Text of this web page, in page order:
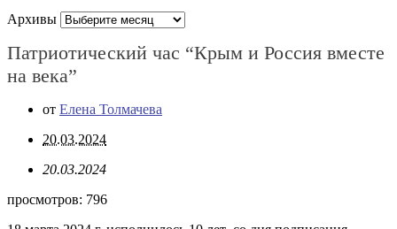
Архивы
Патриотический час “Крым и Россия вместе
на века”
от Елена Толмачева
20.03.2024
20.03.2024
просмотров: 796